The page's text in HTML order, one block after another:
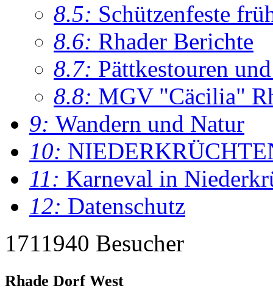
8.5: Schützenfeste
8.6: Rhader Berichte
8.7: Pättkestouren
8.8: MGV "Cäcilia"
9: Wandern und Natur
10:
11: Karneval in
12: Datenschutz
1711940 Besucher
Rhade Dorf West